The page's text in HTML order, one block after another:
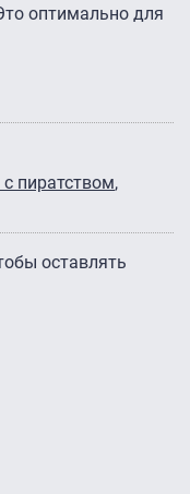
оптимально для
пиратством
оставлять